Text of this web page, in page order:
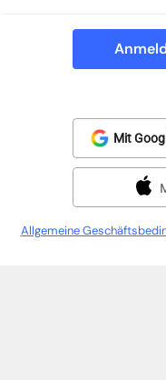
Mit
Allgemeine